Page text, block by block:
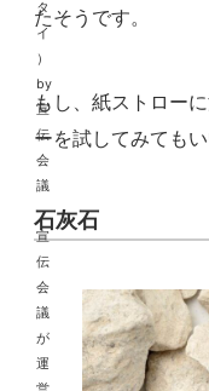
たそうです。
もし、紙ストロー
ーを試してみても
石灰石